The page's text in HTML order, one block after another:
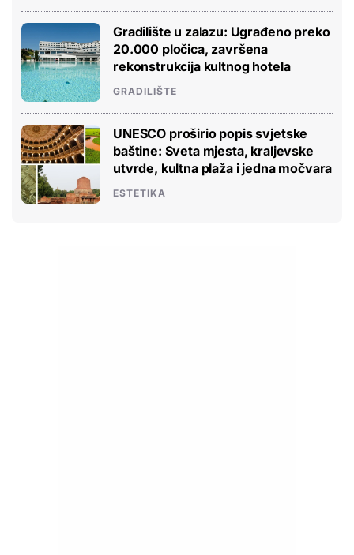
Gradilište u zalazu: Ugrađeno preko
20.000 pločica, završena
rekonstrukcija kultnog hotela
GRADILIŠTE
UNESCO proširio popis svjetske
baštine: Sveta mjesta, kraljevske
utvrde, kultna plaža i jedna močvara
ESTETIKA